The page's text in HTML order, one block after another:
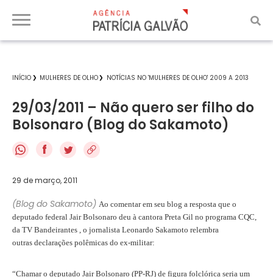
INÍCIO MULHERES DE OLHO NOTÍCIAS NO 'MULHERES DE OLHO' 2009 A 2013
29/03/2011 – Não quero ser filho do
Bolsonaro (Blog do Sakamoto)
f
29 de março, 2011
(Blog do Sakamoto) Ao comentar em seu blog a resposta que o
deputado federal Jair Bolsonaro deu à cantora Preta Gil no programa CQC,
da TV Bandeirantes , o jornalista Leonardo Sakamoto relembra
outras declarações polêmicas do ex-militar:
“Chamar o deputado Jair Bolsonaro (PP-RJ) de figura folclórica seria um